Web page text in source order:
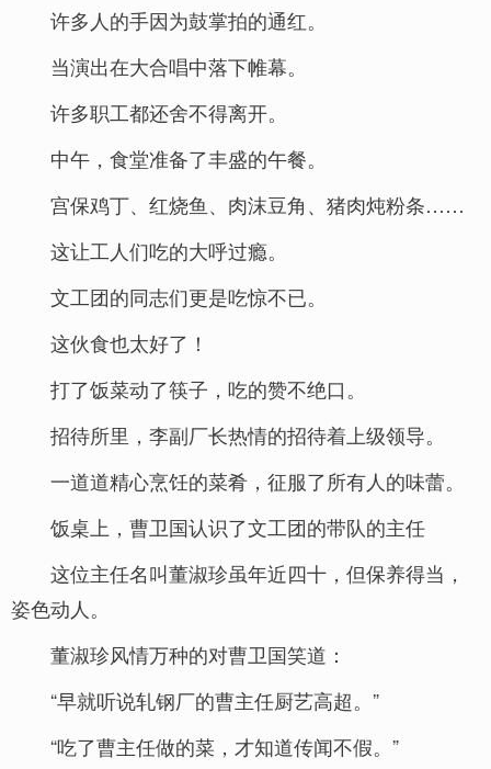
许多人的手因为鼓掌拍的通红。
当演出在大合唱中落下帷幕。
许多职工都还舍不得离开。
中午，食堂准备了丰盛的午餐。
宫保鸡丁、红烧鱼、肉沫豆角、猪肉炖粉条……
这让工人们吃的大呼过瘾。
文工团的同志们更是吃惊不已。
这伙食也太好了！
打了饭菜动了筷子，吃的赞不绝口。
招待所里，李副厂长热情的招待着上级领导。
一道道精心烹饪的菜肴，征服了所有人的味蕾。
饭桌上，曹卫国认识了文工团的带队的主任
这位主任名叫董淑珍虽年近四十，但保养得当，
姿色动人。
董淑珍风情万种的对曹卫国笑道：
“早就听说轧钢厂的曹主任厨艺高超。”
“吃了曹主任做的菜，才知道传闻不假。”